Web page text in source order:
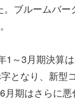
ブルームバー
1～3月期決算
となり、新型
月期はさらに